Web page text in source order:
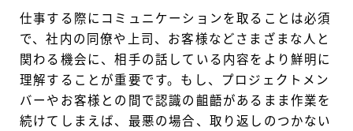
仕事する際にコミュニケーションを取ることは必須
で、社内の同僚や上司、お客様などさまざまな人と
関わる機会に、相手の話している内容をより鮮明に
理解することが重要です。もし、プロジェクトメン
バーやお客様との間で認識の齟齬があるまま作業を
続けてしまえば、最悪の場合、取り返しのつかない